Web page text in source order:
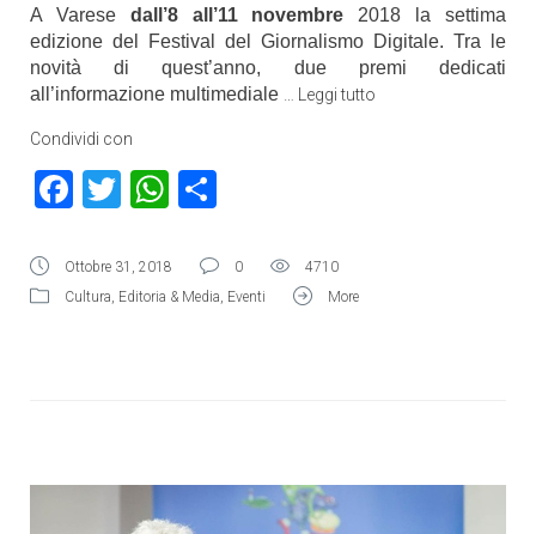
A Varese dall’8 all’11 novembre 2018 la settima
edizione del
Festival del Giornalismo Digitale. Tra le
novità di quest’anno, due premi dedicati
all’informazione multimediale
Leggi tutto
Condividi con
Facebook
TwitterWhatsApp
Ottobre 31, 2018 0
4710
Cultura, Editoria & Media, Eventi More